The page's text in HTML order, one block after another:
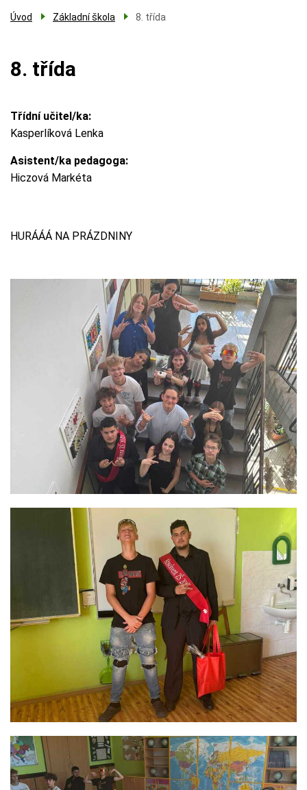
Úvod Základní škola 8. třída
8. třída
Třídní učitel/ka
Kasperlíková Lenka
Asistent/ka pedagoga
Hiczová Markéta
HURÁÁÁ NA PRÁZDNINY